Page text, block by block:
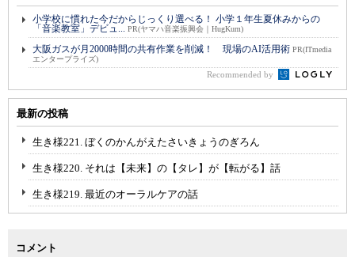
小学校に慣れた今だからじっくり選べる！ 小学１年生夏休みからの
「音楽教室」デビュ... PR(ヤマハ音楽振興会｜HugKum)
大阪ガスが月2000時間の共有作業を削減！ 現場のAI活用術 PR(ITmedia
エンタープライズ)
Recommended by
最新の投稿
生き様221. ぼくのかんがえたさいきょうのぎろん
生き様220. それは【未来】の【タレ】が【転がる】話
生き様219. 最近のオーラルケアの話
コメント